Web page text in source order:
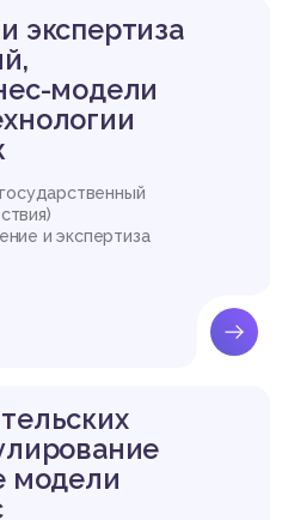
экспертиза
модели
и экспертиза
модели